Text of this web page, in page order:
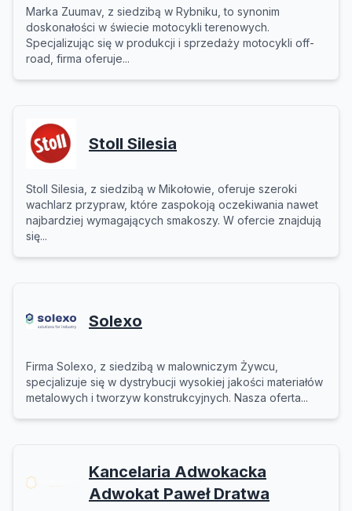
Marka Zuumav, z siedzibą w Rybniku, to synonim
doskonałości w świecie motocykli terenowych.
Specjalizując się w produkcji i sprzedaży motocykli off-
road, firma oferuje...
Stoll Silesia
Stoll Silesia, z siedzibą w Mikołowie, oferuje szeroki
wachlarz przypraw, które zaspokoją oczekiwania nawet
najbardziej wymagających smakoszy. W ofercie znajdują
się...
Solexo
Firma Solexo, z siedzibą w malowniczym Żywcu,
specjalizuje się w dystrybucji wysokiej jakości materiałów
metalowych i tworzyw konstrukcyjnych. Nasza oferta...
Kancelaria Adwokacka
Adwokat Paweł Dratwa